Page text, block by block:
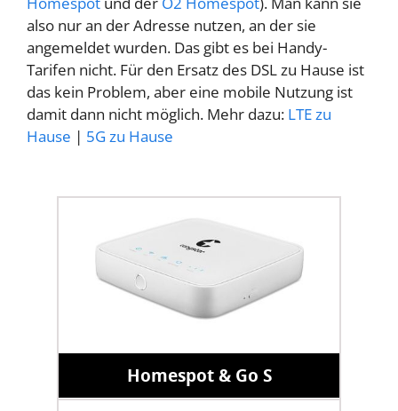
also nur an der Adresse nutzen, an der sie
angemeldet wurden. Das gibt es bei Handy-
Tarifen nicht. Für den Ersatz des DSL zu Hause ist
das kein Problem, aber eine mobile Nutzung ist
damit dann nicht möglich. Mehr dazu: LTE zu
Hause | 5G zu Hause
Homespot & Go S